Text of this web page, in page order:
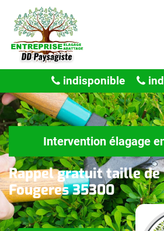
indisponible
Intervention élagage
Rappel gratuit taille de
Fougeres 35300